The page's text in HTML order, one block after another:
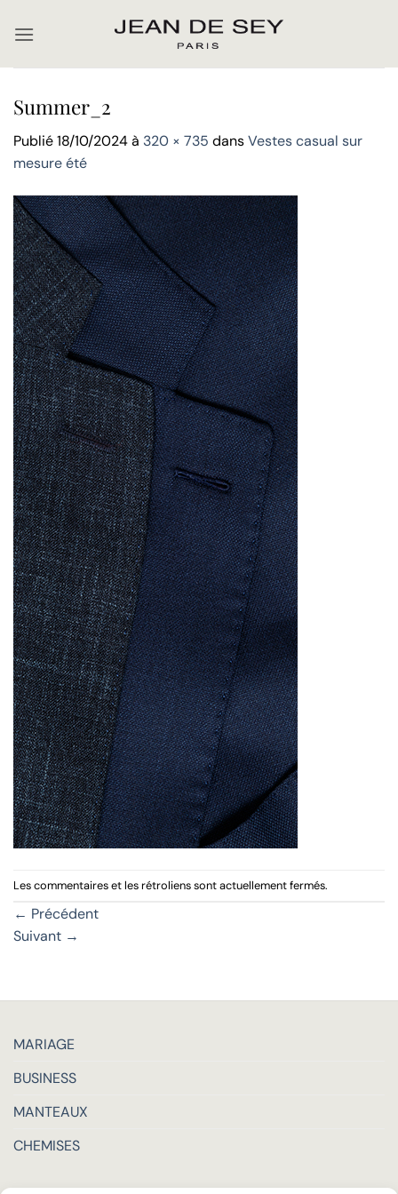
Summer_2
Publié18/10/2024à 320 × 735 dansVestes casual sur
mesure été
Les commentaires et les rétroliens sont actuellement fermés.
← Précédent
Suivant →
MARIAGE
BUSINESS
MANTEAUX
CHEMISES